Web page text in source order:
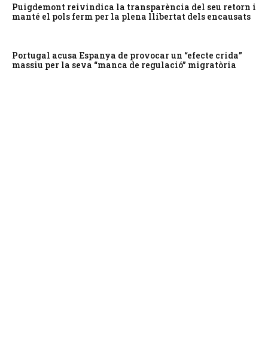
Puigdemont reivindica la transparència del seu retorn i
manté el pols ferm per la plena llibertat dels encausats
Portugal acusa Espanya de provocar un “efecte crida”
massiu per la seva “manca de regulació” migratòria